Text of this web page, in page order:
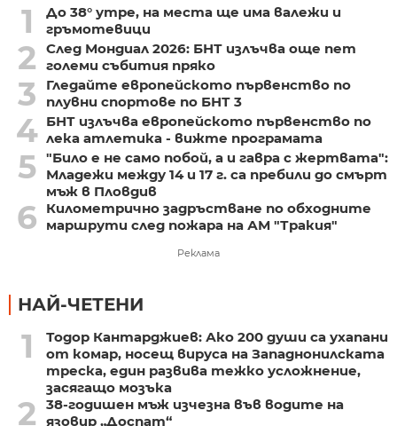
1
До 38° утре, на места ще има валежи и
гръмотевици
2
След Мондиал 2026: БНТ излъчва още пет
големи събития пряко
3
Гледайте европейското първенство по
плувни спортове по БНТ 3
4 БНТ излъчва европейското първенство по
лека атлетика - вижте програмата
5 "Било е не само побой, а и гавра с жертвата":
Младежи между 14 и 17 г. са пребили до смърт
мъж в Пловдив
6
Километрично задръстване по обходните
маршрути след пожара на АМ "Тракия"
Реклама
НАЙ-ЧЕТЕНИ
1
Тодор Кантарджиев: Ако 200 души са ухапани
от комар, носещ вируса на Западнонилската
треска, един развива тежко усложнение,
засягащо мозъка
2
38-годишен мъж изчезна във водите на
язовир „Доспат“